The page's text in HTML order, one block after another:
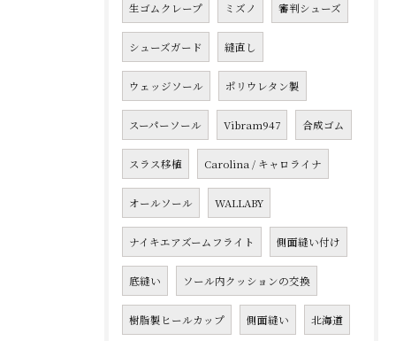
生ゴムクレープ ミズノ 審判シューズ
シューズガード 縫直し
ウェッジソール ポリウレタン製
スーパーソール Vibram947 合成ゴム
スラス移植 Carolina / キャロライナ
オールソール WALLABY
ナイキエアズームフライト 側面縫い付け
底縫い ソール内クッションの交換
樹脂製ヒールカップ 側面縫い 北海道